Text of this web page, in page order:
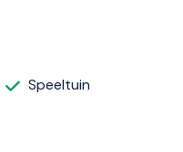
Speeltuin